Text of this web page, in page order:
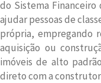
do Sistema Financeiro
ajudar pessoas de
própria, empregando
aquisição ou
imóveis de alto
direto com a